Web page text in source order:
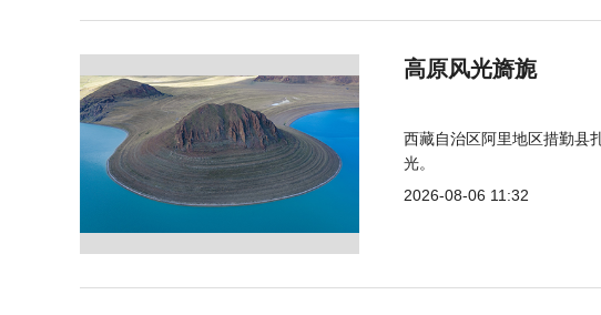
高原风光旖旎
西藏自治区阿里地区措勤县
光。
2026-08-06 11:32